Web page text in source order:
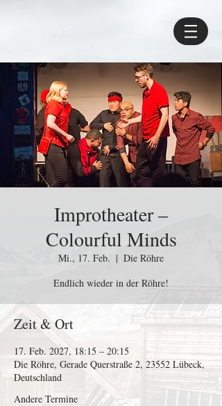
Improtheater –
Colourful Minds
Mi., 17. Feb.
  |
Die Röhre
Endlich wieder in der Röhre!
Zeit & Ort
17. Feb. 2027, 18:15 – 20:15
Die Röhre, Gerade Querstraße 2, 23552 Lübeck,
Deutschland
Andere Termine